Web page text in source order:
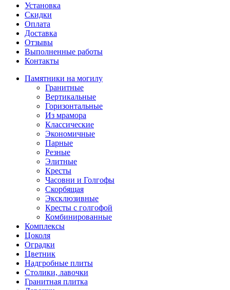
Установка
Скидки
Оплата
Доставка
Отзывы
Выполненные работы
Контакты
Памятники на могилу
Гранитные
Вертикальные
Горизонтальные
Из мрамора
Классические
Экономичные
Парные
Резные
Элитные
Кресты
Часовни и Голгофы
Скорбящая
Эксклюзивные
Кресты с голгофой
Комбинированные
Комплексы
Цоколя
Оградки
Цветник
Надгробные плиты
Столики, лавочки
Гранитная плитка